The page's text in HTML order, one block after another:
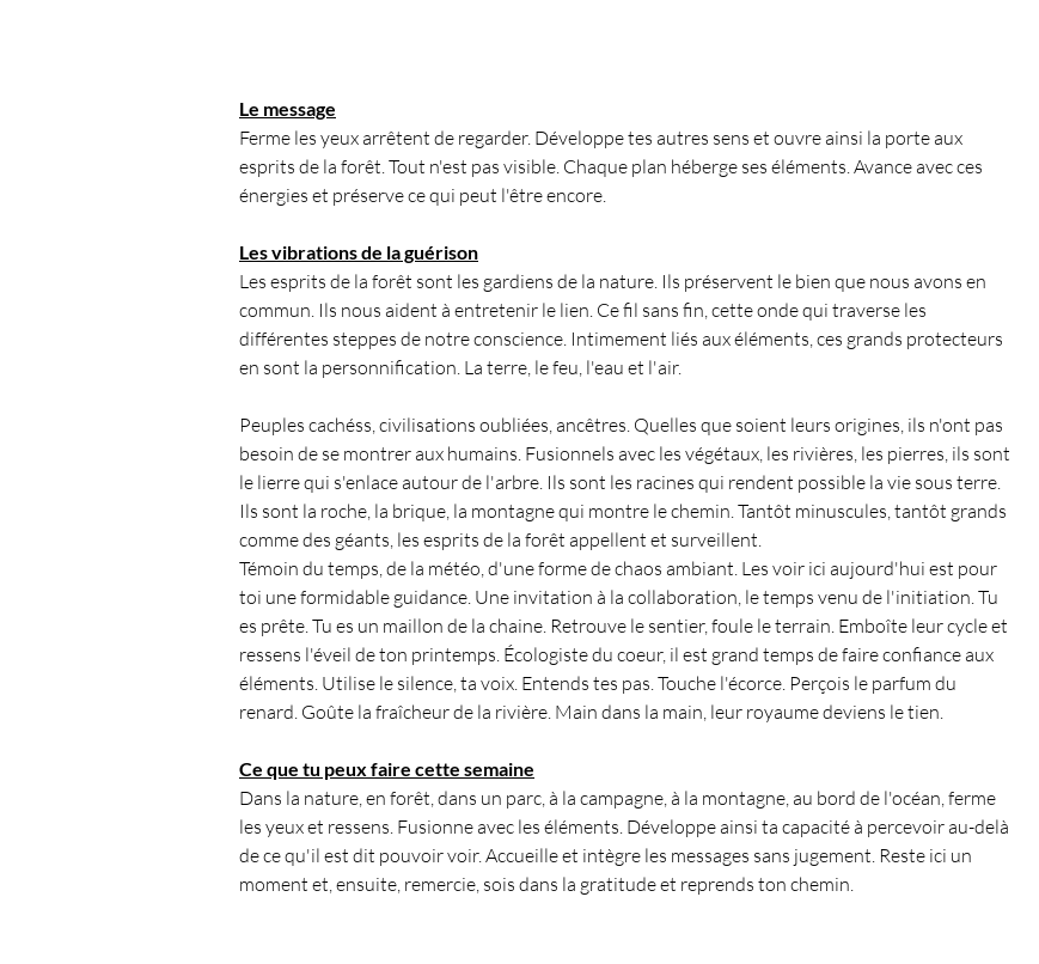
Le message
Ferme les yeux arrêtent de regarder. Développe tes autres sens et ouvre ainsi la porte aux
esprits de la forêt. Tout n'est pas visible. Chaque plan héberge ses éléments. Avance avec ces
énergies et préserve ce qui peut l'être encore.
Les vibrations de la guérison
Les esprits de la forêt sont les gardiens de la nature. Ils préservent le bien que nous avons en
commun. Ils nous aident à entretenir le lien. Ce fil sans fin, cette onde qui traverse les
différentes steppes de notre conscience. Intimement liés aux éléments, ces grands protecteurs
en sont la personnification. La terre, le feu, l'eau et l'air.
Peuples cachéss, civilisations oubliées, ancêtres. Quelles que soient leurs origines, ils n'ont pas
besoin de se montrer aux humains. Fusionnels avec les végétaux, les rivières, les pierres, ils sont
le lierre qui s'enlace autour de l'arbre. Ils sont les racines qui rendent possible la vie sous terre.
Ils sont la roche, la brique, la montagne qui montre le chemin. Tantôt minuscules, tantôt grands
comme des géants, les esprits de la forêt appellent et surveillent.
Témoin du temps, de la météo, d'une forme de chaos ambiant. Les voir ici aujourd'hui est pour
toi une formidable guidance. Une invitation à la collaboration, le temps venu de l'initiation. Tu
es prête. Tu es un maillon de la chaine. Retrouve le sentier, foule le terrain. Emboîte leur cycle et
ressens l'éveil de ton printemps. Écologiste du coeur, il est grand temps de faire confiance aux
éléments. Utilise le silence, ta voix. Entends tes pas. Touche l'écorce. Perçois le parfum du
renard. Goûte la fraîcheur de la rivière. Main dans la main, leur royaume deviens le tien.
Ce que tu peux faire cette semaine
Dans la nature, en forêt, dans un parc, à la campagne, à la montagne, au bord de l'océan, ferme
les yeux et ressens. Fusionne avec les éléments. Développe ainsi ta capacité à percevoir au-delà
de ce qu'il est dit pouvoir voir. Accueille et intègre les messages sans jugement. Reste ici un
moment et, ensuite, remercie, sois dans la gratitude et reprends ton chemin.